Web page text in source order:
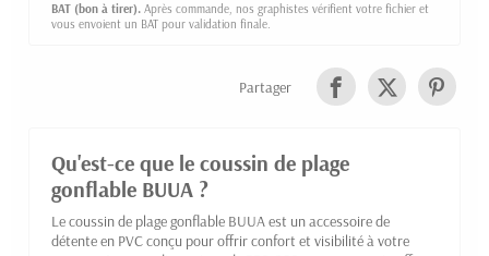
BAT (bon à tirer). Après commande, nos graphistes vérifient votre fichier et
vous envoient un BAT pour validation finale.
Partager
Qu'est-ce que le coussin de plage
gonflable BUUA ?
Le coussin de plage gonflable BUUA est un accessoire de
détente en PVC conçu pour offrir confort et visibilité à votre